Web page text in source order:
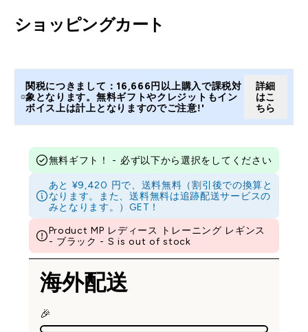
ショッピングカート
関税につきまして：16,666円以上購入で課税対
象となります。無料ギフトやクレジットもイン
ボイス上は計上となりますのでご注意!'
詳細
はこ
ちら
無料ギフト！ - 必ず以下から選択をしてください
あと ¥9,420 円で、送料無料（割引後での換算と
なります。また、送料無料は追跡配送サービスの
みとなります。）GET！
Product MP レディース トレーニング レギンス
- ブラック - S is out of stock
海外配送
🎉